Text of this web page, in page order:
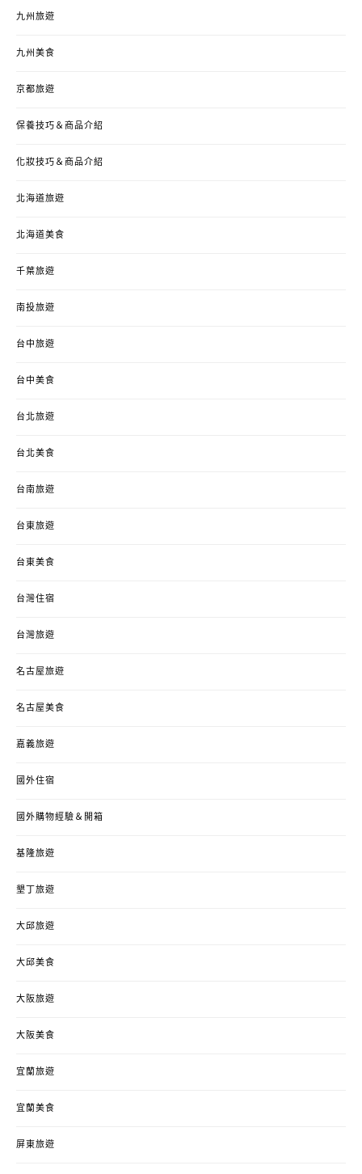
九州旅遊
九州美食
京都旅遊
保養技巧＆商品介紹
化妝技巧＆商品介紹
北海道旅遊
北海道美食
千葉旅遊
南投旅遊
台中旅遊
台中美食
台北旅遊
台北美食
台南旅遊
台東旅遊
台東美食
台灣住宿
台灣旅遊
名古屋旅遊
名古屋美食
嘉義旅遊
國外住宿
國外購物經驗＆開箱
基隆旅遊
墾丁旅遊
大邱旅遊
大邱美食
大阪旅遊
大阪美食
宜蘭旅遊
宜蘭美食
屏東旅遊